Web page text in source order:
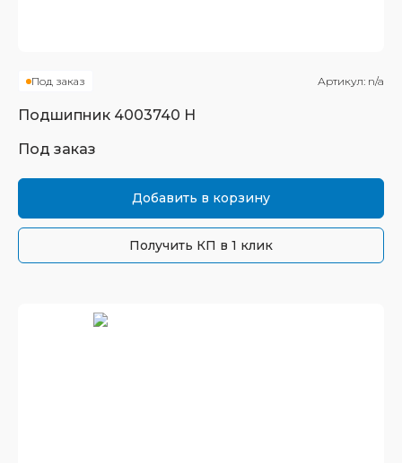
Под заказ Артикул: n/a
Подшипник 4003740 Н
Под заказ
Добавить в корзину
Получить КП в 1 клик